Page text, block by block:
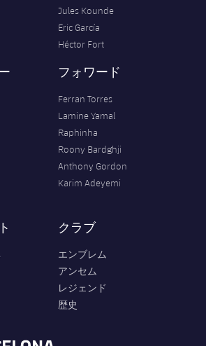
Jules Kounde
Eric García
Héctor Fort
フォワード
Ferran Torres
Lamine Yamal
Raphinha
Roony Bardghji
Anthony Gordon
Karim Adeyemi
クラブ
エンブレム
アンセム
レジェンド
歴史